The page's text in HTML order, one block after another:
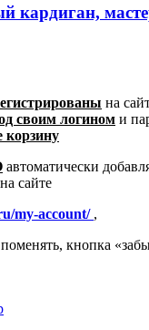
кардиган,
на
своим логином и
корзину
автоматически
на сайте
my-account/ ,
кнопка